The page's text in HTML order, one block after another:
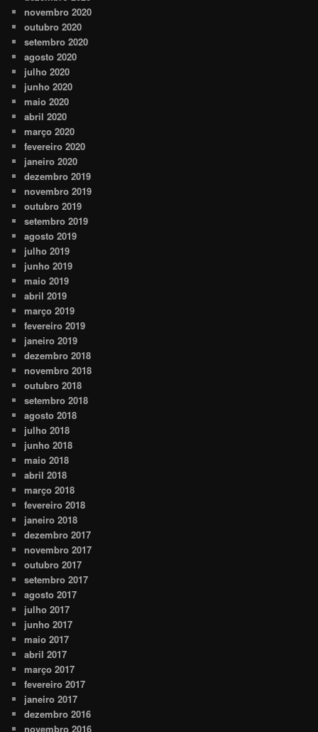
novembro 2020
outubro 2020
setembro 2020
agosto 2020
julho 2020
junho 2020
maio 2020
abril 2020
março 2020
fevereiro 2020
janeiro 2020
dezembro 2019
novembro 2019
outubro 2019
setembro 2019
agosto 2019
julho 2019
junho 2019
maio 2019
abril 2019
março 2019
fevereiro 2019
janeiro 2019
dezembro 2018
novembro 2018
outubro 2018
setembro 2018
agosto 2018
julho 2018
junho 2018
maio 2018
abril 2018
março 2018
fevereiro 2018
janeiro 2018
dezembro 2017
novembro 2017
outubro 2017
setembro 2017
agosto 2017
julho 2017
junho 2017
maio 2017
abril 2017
março 2017
fevereiro 2017
janeiro 2017
dezembro 2016
novembro 2016